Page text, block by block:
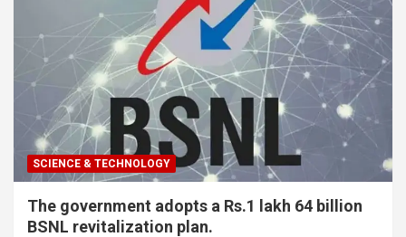
SCIENCE & TECHNOLOGY
The government adopts a Rs.1 lakh 64 billion
BSNL revitalization plan.